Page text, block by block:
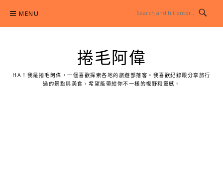
content
MENU
捲毛阿偉
HA！我是捲毛阿偉，一個喜歡探索各地的旅遊部落客。我喜歡紀錄跟分享旅行
過的景點與美食，希望能帶給你不一樣的視野和靈感。